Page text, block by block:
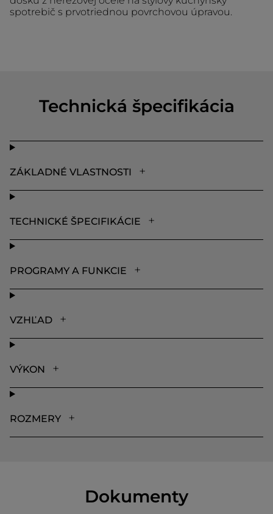
spotrebič s prvotriednou povrchovou úpravou.
Technická špecifikácia
ZÁKLADNÉ VLASTNOSTI
TECHNICKÉ ŠPECIFIKÁCIE
PROGRAMY A FUNKCIE
VZHĽAD
VÝKON
ROZMERY
Dokumenty